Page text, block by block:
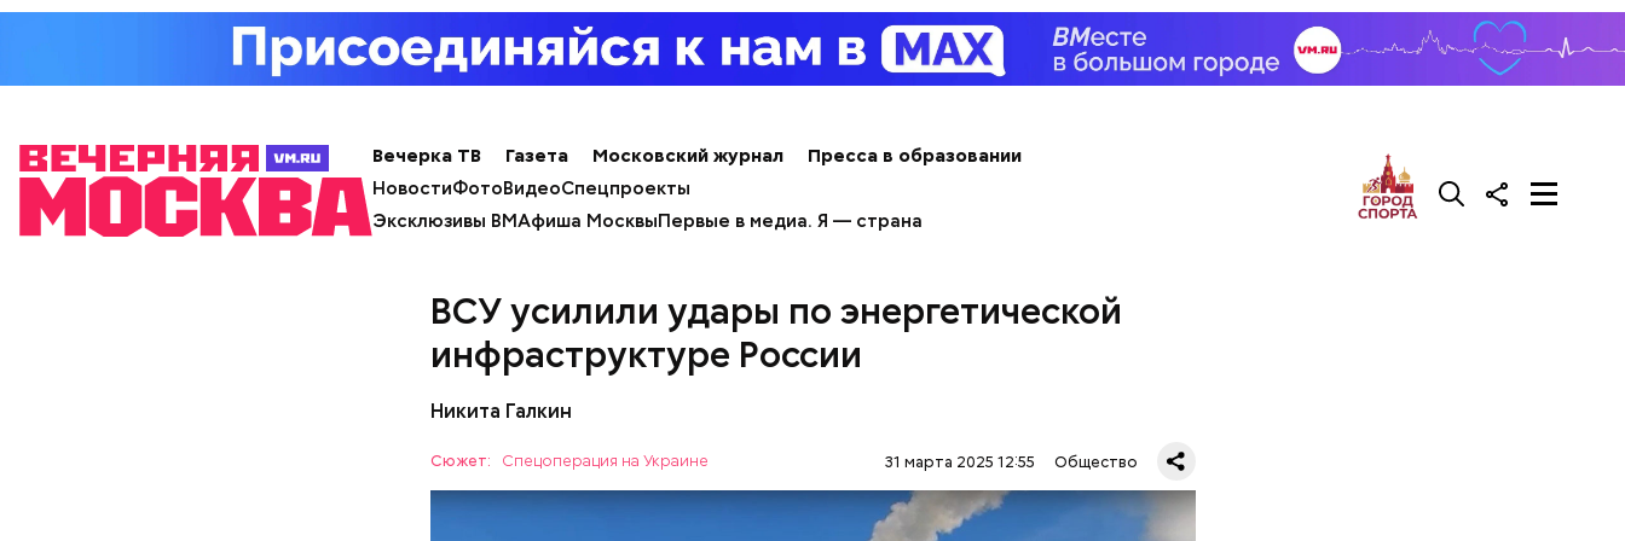
Вечерка ТВ Газета Московский журнал
Пресса в образовании
НовостиФотоВидеоСпецпроекты
Эксклюзивы ВМАфиша МосквыПервые в медиа. Я — страна
ВСУ усилили удары по энергетической
инфраструктуре России
Никита Галкин
Сюжет: Спецоперация на Украине 31 марта 2025 12:55 Общество
Спагетти из кабачков
Вовсю идет и сезон черешни. «Вечерняя Москва» узнала у врача —
эндокринолога-диетолога Натальи Лазуренко,